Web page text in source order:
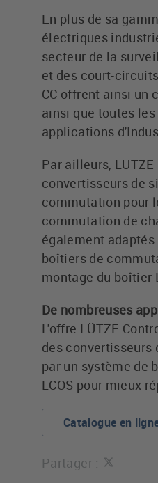
En plus de sa
électriques
secteur de la
et des court-
CC offrent ainsi un
ainsi que toutes
applications
Par ailleurs,
convertisseurs de
commutation pour
commutation de
également adaptés
boîtiers de
montage du boîtier
De nombreuses
L'offre LÜTZE
des convertisseurs
par un système de
LCOS pour mieux
Catalogue en
Partager :